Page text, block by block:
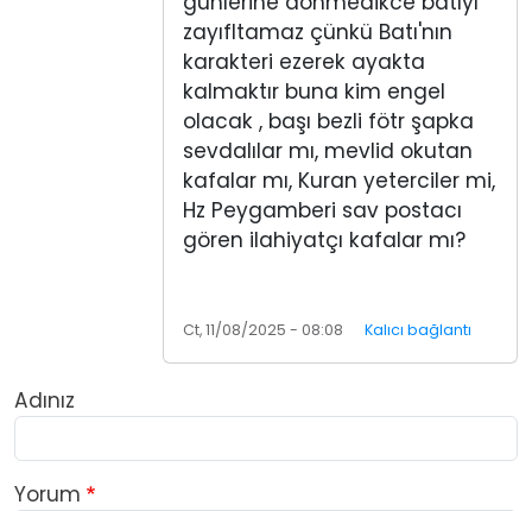
zayıfltamaz çünkü Batı'nın
karakteri ezerek ayakta
kalmaktır buna kim engel
olacak , başı bezli fötr şapka
sevdalılar mı, mevlid okutan
kafalar mı, Kuran yeterciler mi,
Hz Peygamberi sav postacı
gören ilahiyatçı kafalar mı?
Ct, 11/08/2025 - 08:08 Kalıcı bağlantı
Adınız
Yorum